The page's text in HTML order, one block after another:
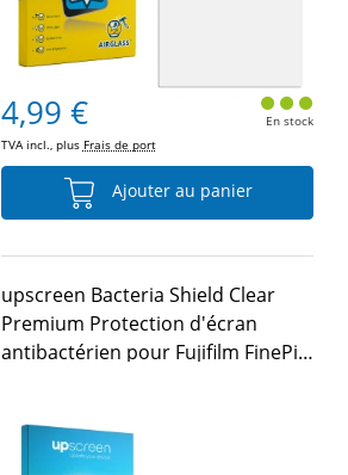
4,99 €
TVA incl., plus Frais de port
En stock
Ajouter au panier
upscreen Bacteria Shield Clear
Premium Protection d'écran
antibactérien pour Fujifilm FinePix